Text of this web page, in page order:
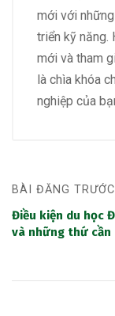
mới với
triển kỹ năng.
mới và tham
là chìa khóa
nghiệp của
BÀI ĐĂNG TRƯỚC
Điều kiện du học
và những thứ